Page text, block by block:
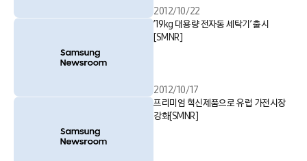
2012/10/22
’19kg 대용량 전자동 세탁기’ 출시
[SMNR]
2012/10/17
프리미엄 혁신제품으로 유럽 가전시장
강화[SMNR]